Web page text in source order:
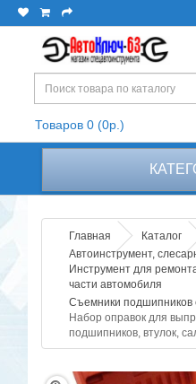
Товаров 0 (0р.)
Главная
Каталог
Автоинструмент,
Инструмент для
части автомобиля
Съемники подшипников
Набор оправок для
подшипников, втулок,